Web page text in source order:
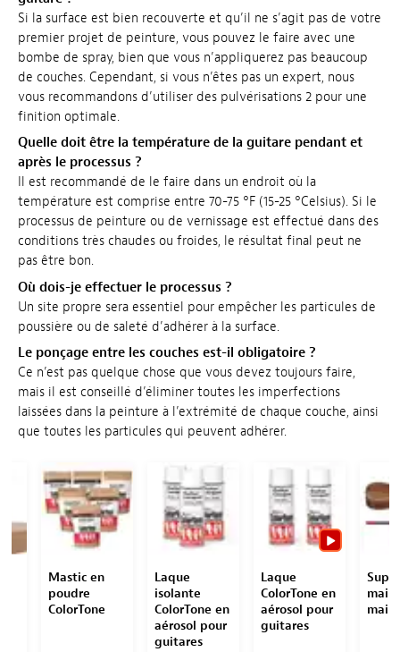
Si la surface est bien recouverte et qu’il ne s’agit pas de votre
premier projet de peinture, vous pouvez le faire avec une
bombe de spray, bien que vous n’appliquerez pas beaucoup
de couches. Cependant, si vous n’êtes pas un expert, nous
vous recommandons d’utiliser des pulvérisations 2 pour une
finition optimale.
Quelle doit être la température de la guitare pendant et
après le processus ?
Il est recommandé de le faire dans un endroit où la
température est comprise entre 70-75 °F (15-25 °Celsius). Si le
processus de peinture ou de vernissage est effectué dans des
conditions très chaudes ou froides, le résultat final peut ne
pas être bon.
Où dois-je effectuer le processus ?
Un site propre sera essentiel pour empêcher les particules de
poussière ou de saleté d’adhérer à la surface.
Le ponçage entre les couches est-il obligatoire ?
Ce n’est pas quelque chose que vous devez toujours faire,
mais il est conseillé d’éliminer toutes les imperfections
laissées dans la peinture à l’extrémité de chaque couche, ainsi
que toutes les particules qui peuvent adhérer.
Mastic en
poudre
ColorTone
Laque
isolante
ColorTone en
aérosol pour
guitares
Laque
ColorTone en
aérosol pour
guitares